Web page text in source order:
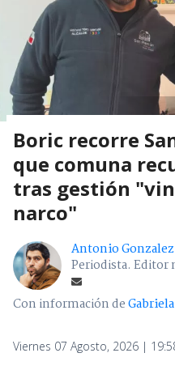
Boric recorre
que comuna
tras gestión
narco"
Antonio Gonzalez
Periodista. Editor
Con información de
Viernes 07 Agosto, 2026 |